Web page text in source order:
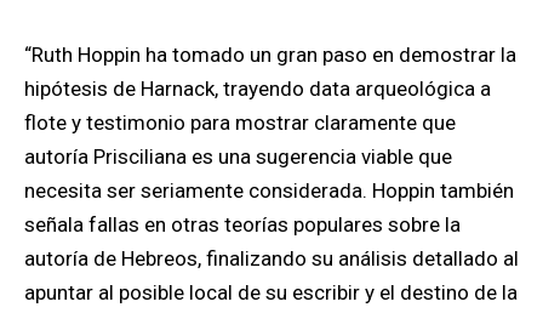
“Ruth Hoppin ha tomado un gran paso en demostrar la
hipótesis de Harnack, trayendo data arqueológica a
flote y testimonio para mostrar claramente que
autoría Prisciliana es una sugerencia viable que
necesita ser seriamente considerada. Hoppin también
señala fallas en otras teorías populares sobre la
autoría de Hebreos, finalizando su análisis detallado al
apuntar al posible local de su escribir y el destino de la